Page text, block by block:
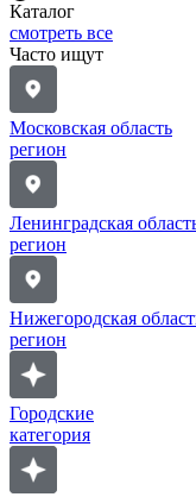
Каталог
смотреть все
Часто ищут
Московская область
регион
Ленинградская
регион
Нижегородская
регион
Городские
категория